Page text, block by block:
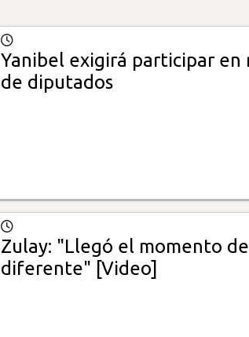
Yanibel exigirá participar
de diputados
Zulay: "Llegó el momento
diferente" [Video]